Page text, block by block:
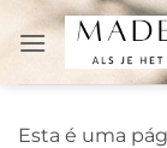
content
Esta é uma